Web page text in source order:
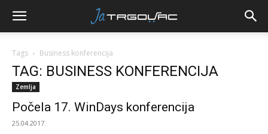
Tags Business konferencija
TAG: BUSINESS KONFERENCIJA
Zemlja
Počela 17. WinDays konferencija
25.04.2017.